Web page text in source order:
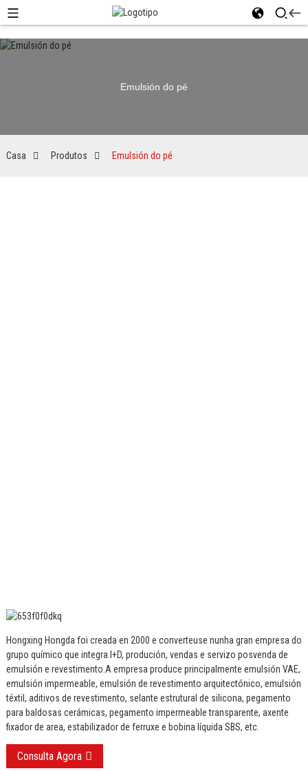
Emulsión do pé
Casa Produtos Emulsión do pé
Hongxing Hongda foi creada en 2000 e converteuse nunha gran empresa do
grupo químico que integra I+D, produción, vendas e servizo posvenda de
emulsión e revestimento. A empresa produce principalmente emulsión VAE,
emulsión impermeable, emulsión de revestimento arquitectónico, emulsión
téxtil, aditivos de revestimento, selante estrutural de silicona, pegamento
para baldosas cerámicas, pegamento impermeable transparente, axente
fixador de area, estabilizador de ferruxe e bobina líquida SBS, etc.
Consulta Agora